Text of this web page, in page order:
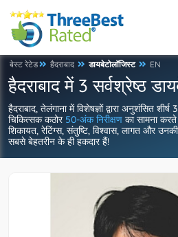
बेस्ट रेटेड हैदराबाद डायबेटोलॉजिस्ट EN
हैदराबाद में 3 सर्वश्रेष्ठ
हैदराबाद, तेलंगाना में विशेषज्ञों द्वारा अनुशंसित
चिकित्सक कठोर 50-अंक निरीक्षण का सामना करते
शिकायत, रेटिंग्स, संतुष्टि, विश्वास, लागत और
सबसे बेहतरीन के ही हकदार हैं!